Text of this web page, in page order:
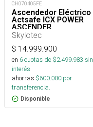
CH070405FE
Ascendedor Eléctrico
Actsafe ICX POWER
ASCENDER
Skylotec
$ 14.999.900
en 6cuotas de $2.499.983 sin
interés
ahorras $600.000 por
transferencia.
Disponible